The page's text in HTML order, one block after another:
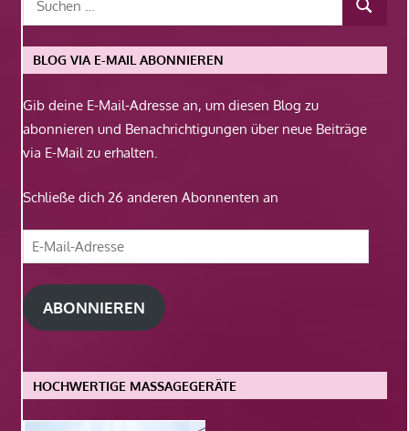
BLOG VIA E-MAIL ABONNIEREN
Gib deine E-Mail-Adresse an, um diesen Blog zu
abonnieren und Benachrichtigungen über neue Beiträge
via E-Mail zu erhalten.
Schließe dich 26 anderen Abonnenten an
E-
Mail-
Adresse
ABONNIEREN
HOCHWERTIGE MASSAGEGERÄTE